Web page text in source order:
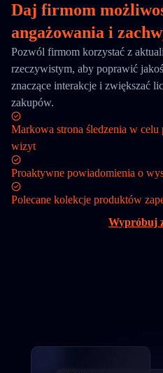
Daj firmom
angażowania i
Pozwól firmom korzystać z
rzeczywistym, aby poprawić
znaczące interakcje i zwiększać
zakupów.
Markowa strona śledzenia w
wizyt
Proaktywne powiadomienia o
Polecane kolekcje produktów
Wypróbuj